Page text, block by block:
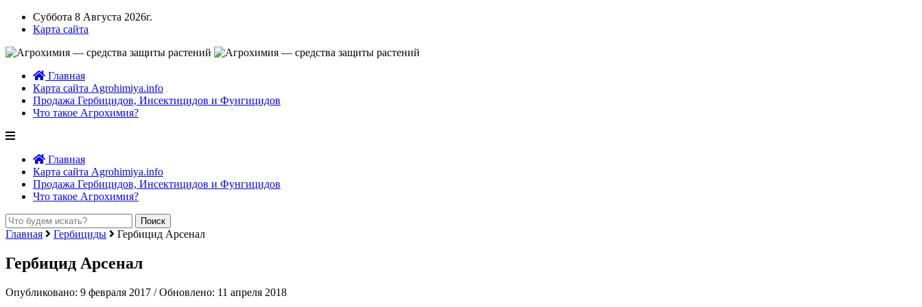
Суббота 8 Августа 2026г.
Карта сайта
Главная
Карта сайта Agrohimiya.info
Продажа Гербицидов, Инсектицидов и Фунгицидов
Что такое Агрохимия?
Главная
Карта сайта Agrohimiya.info
Продажа Гербицидов, Инсектицидов и Фунгицидов
Что такое Агрохимия?
Главная Гербициды Гербицид Арсенал
Гербицид Арсенал
Опубликовано: 9 февраля 2017 / Обновлено: 11 апреля 2018